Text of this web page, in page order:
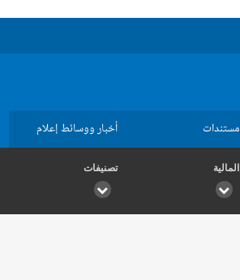
مستندات أخبار ووسائط إعلام
المالية تصنيفات